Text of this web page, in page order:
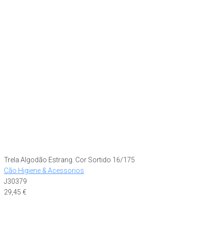
Trela Algodão Estrang. Cor Sortido 16/175
Cão Higiene & Acessorios
J30379
29,45 €